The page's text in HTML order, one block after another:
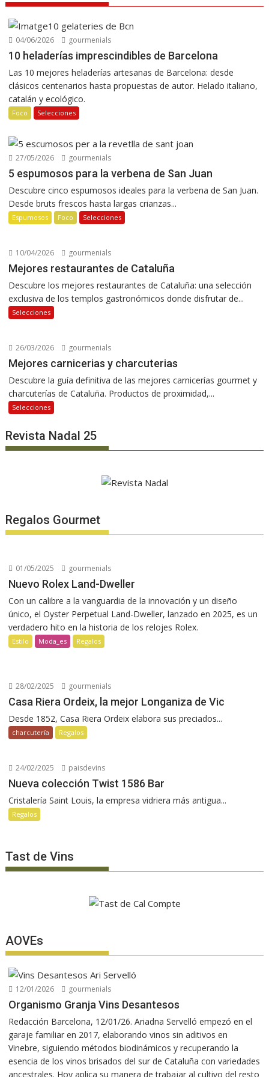
Vendimia Penedès: vino, cava y gastronomía
Manuel Raventós Negra Magnum 2018
04/06/2026 gourmenials
10 heladerías imprescindibles de Barcelona
Las 10 mejores heladerías artesanas de Barcelona: desde
clásicos centenarios hasta propuestas de autor. Helado italiano,
catalán y ecológico.
Foco Selecciones
27/05/2026 gourmenials
5 espumosos para la verbena de San Juan
Descubre cinco espumosos ideales para la verbena de San Juan.
Desde bruts frescos hasta largas crianzas...
Espumosos Foco Selecciones
10/04/2026 gourmenials
Mejores restaurantes de Cataluña
Descubre los mejores restaurantes de Cataluña: una selección
exclusiva de los templos gastronómicos donde disfrutar de...
Selecciones
26/03/2026 gourmenials
Mejores carnicerias y charcuterias
Descubre la guía definitiva de las mejores carnicerías gourmet y
charcuterías de Cataluña. Productos de proximidad,...
Selecciones
Revista Nadal 25
Regalos Gourmet
01/05/2025 gourmenials
Nuevo Rolex Land-Dweller
Con un calibre a la vanguardia de la innovación y un diseño
único, el Oyster Perpetual Land-Dweller, lanzado en 2025, es un
verdadero hito en la historia de los relojes Rolex.
Estilo Moda_es Regalos
28/02/2025 gourmenials
Casa Riera Ordeix, la mejor Longaniza de Vic
Desde 1852, Casa Riera Ordeix elabora sus preciados...
charcutería Regalos
24/02/2025 paisdevins
Nueva colección Twist 1586 Bar
Cristalería Saint Louis, la empresa vidriera más antigua...
Regalos
Tast de Vins
AOVEs
12/01/2026 gourmenials
Organismo Granja Vins Desantesos
Redacción Barcelona, 12/01/26. Ariadna Servelló empezó en el
garaje familiar en 2017, elaborando vinos sin aditivos en
Vinebre, siguiendo métodos biodinámicos y recuperando la
esencia de los vinos brisados del sur de Cataluña con variedades
ancestrales. Hoy aplica su manera de trabajar al cultivo del resto